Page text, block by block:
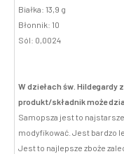
Białka: 13,9 g
Błonnik: 10
Sól: 0,0024
W dziełach św. Hildegardy
produkt/składnik może
Samopsza jest to
modyfikować. Jest bardzo
Jest to najlepsze zboże